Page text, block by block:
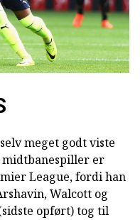
meget godt viste
midtbanespiller er
League, fordi han
Walcott og
opført) tog til